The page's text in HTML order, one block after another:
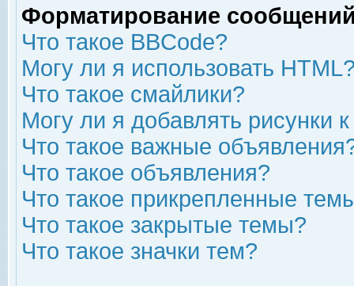
Форматирование
Что такое BBCode?
Могу ли я использовать
Что такое смайлики?
Могу ли я добавлять рисунки
Что такое важные
Что такое объявления?
Что такое прикрепленные
Что такое закрытые темы?
Что такое значки тем?